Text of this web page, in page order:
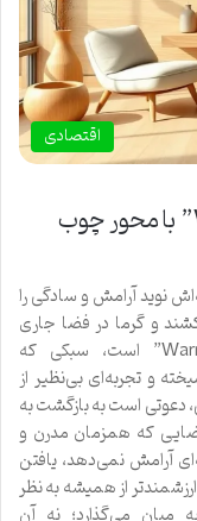
اقتصادی
ترند جهانی “Warm Minimalism” با محور چوب
نوید آرامش و سادگی را
و گرما در فضا جاری
است. این همان رؤیای “Warm Minimalism” است، سبکی که
و تجربه‌ای بی‌نظیر از
دعوتی است به بازگشت به
که همزمان مدرن و
آرامش نمی‌دهد، یافتن
از همیشه به نظر